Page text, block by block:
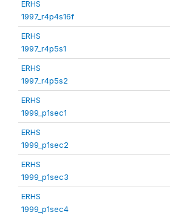
ERHS
1997_r4p4s16f
ERHS
1997_r4p5s1
ERHS
1997_r4p5s2
ERHS
1999_p1sec1
ERHS
1999_p1sec2
ERHS
1999_p1sec3
ERHS
1999_p1sec4